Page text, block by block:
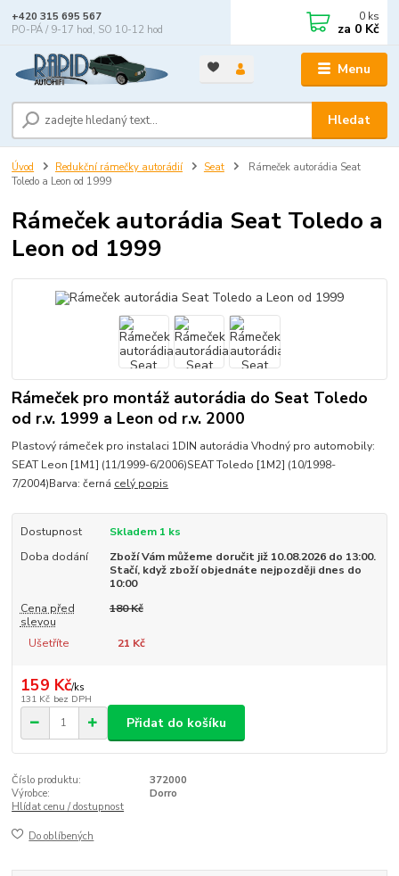
Menu
Hledat
+420 315 695 567
PO-PÁ / 9-17 hod, SO 10-12 hod
0 ks
za 0 Kč
Úvod Redukční rámečky autorádií Seat
Rámeček autorádia Seat
Toledo a Leon od 1999
Rámeček autorádia Seat Toledo a
Leon od 1999
Rámeček pro montáž autorádia do Seat Toledo
od r.v. 1999 a Leon od r.v. 2000
Plastový rámeček pro instalaci 1DIN autorádia Vhodný pro automobily:
SEAT Leon [1M1] (11/1999-6/2006)SEAT Toledo [1M2] (10/1998-
7/2004)Barva: černá celý popis
Dostupnost
Skladem 1 ks
Doba dodání
Zboží Vám můžeme doručit již 10.08.2026 do 13:00.
Stačí, když zboží objednáte nejpozději dnes do
10:00
Cena před
slevou
180 Kč
Ušetříte 21 Kč
159 Kč/ks
131 Kč bez DPH
Přidat do košíku
Číslo produktu:
372000
Výrobce:
Dorro
Hlídat cenu / dostupnost
Do oblíbených